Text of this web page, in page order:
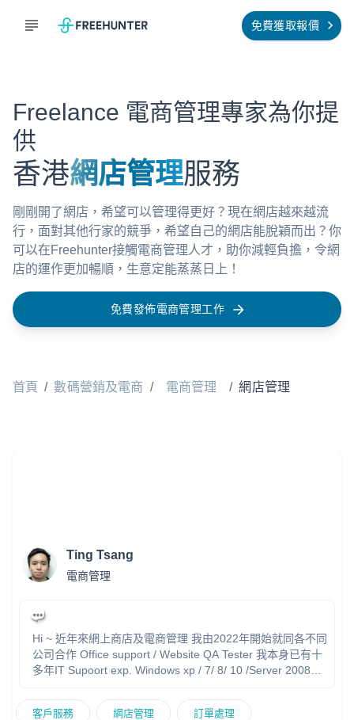
免費獲取報價
Freelance 電商管理專家為你提
供
香港網店管理服務
剛剛開了網店，希望可以管理得更好？現在網店越來越流
行，面對其他行家的競爭，希望自己的網店能脫穎而出？你
可以在Freehunter接觸電商管理人才，助你減輕負擔，令網
店的運作更加暢順，生意定能蒸蒸日上！
免費發佈電商管理工作
首頁 / 數碼營銷及電商 / 電商管理 / 網店管理
Ting Tsang
電商管理
Hi ~ 近年來網上商店及電商管理 我由2022年開始就同各不同
公司合作 Office support / Website QA Tester 我本身已有十
多年IT Supoort exp. Windows xp / 7/ 8/ 10 /Server 2008
驗, 更有自己專業團隊去提供服務
客戶服務 網店管理 訂單處理